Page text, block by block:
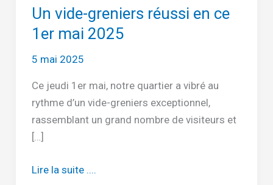
Un vide-greniers réussi en ce
1er mai 2025
5 mai 2025
Ce jeudi 1er mai, notre quartier a vibré au
rythme d’un vide-greniers exceptionnel,
rassemblant un grand nombre de visiteurs et
[…]
Un
Lire la suite ....